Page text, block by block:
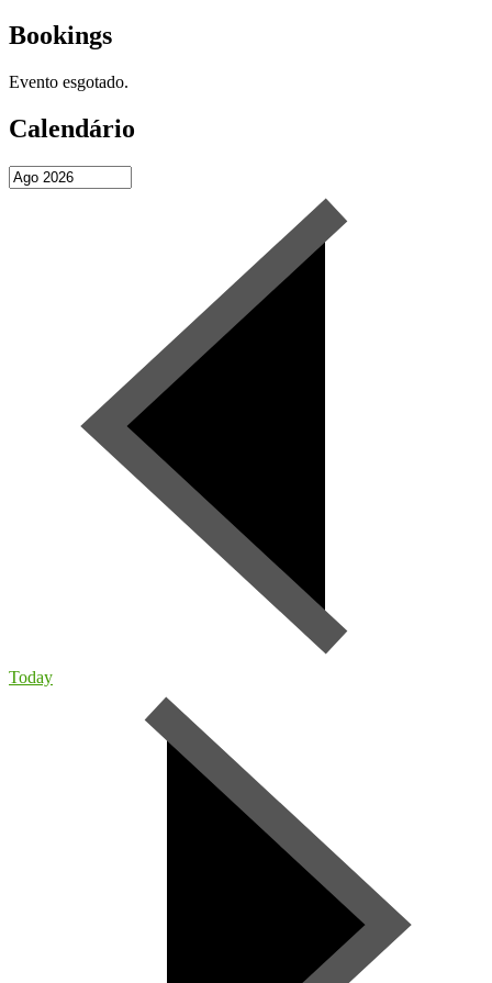
Bookings
Evento esgotado.
Calendário
Today